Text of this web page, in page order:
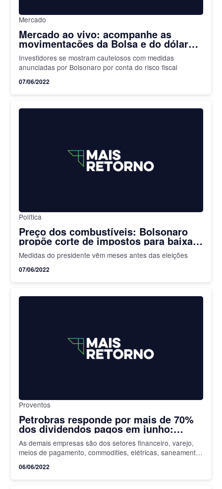
Mercado
Mercado ao vivo: acompanhe as
movimentações da Bolsa e do dólar
nesta terça-feira, 07 de junho
Investidores se mostram cautelosos com medidas
anunciadas por Bolsonaro por conta do risco fiscal
07/06/2022
Política
Preço dos combustíveis: Bolsonaro
propõe corte de impostos para baixar
os custos
Medidas do presidente vêm meses antes das eleições
07/06/2022
Proventos
Petrobras responde por mais de 70%
dos dividendos pagos em junho:
confira quem distribui este mês
As demais empresas são dos setores financeiro, varejo,
meios de pagamento, commodities, elétricas, saneamento,
06/06/2022